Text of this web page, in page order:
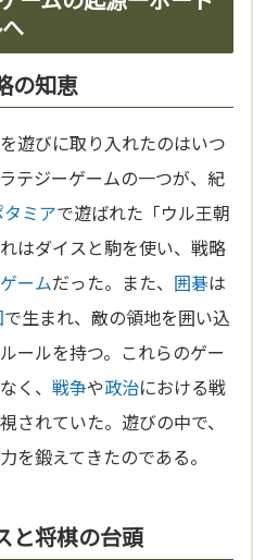
の知恵
遊びに取り入れたのはいつ
テジーゲームの一つが、紀
ミアで遊ばれた「ウル王朝
はダイスと駒を使い、戦略
ームだった。また、 囲碁は
で生まれ、敵の領地を囲い込
ールを持つ。これらのゲー
く、戦争や政治における戦
されていた。遊びの中で、
を鍛えてきたのである。
と将棋の台頭